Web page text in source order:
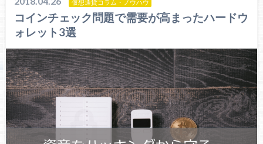
仮想通貨コラム・ノウハウ
コインチェック問題で需要が高まったハードウ
ォレット3選